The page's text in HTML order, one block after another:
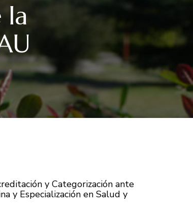
la
y Categorización ante
y Especialización en Salud y